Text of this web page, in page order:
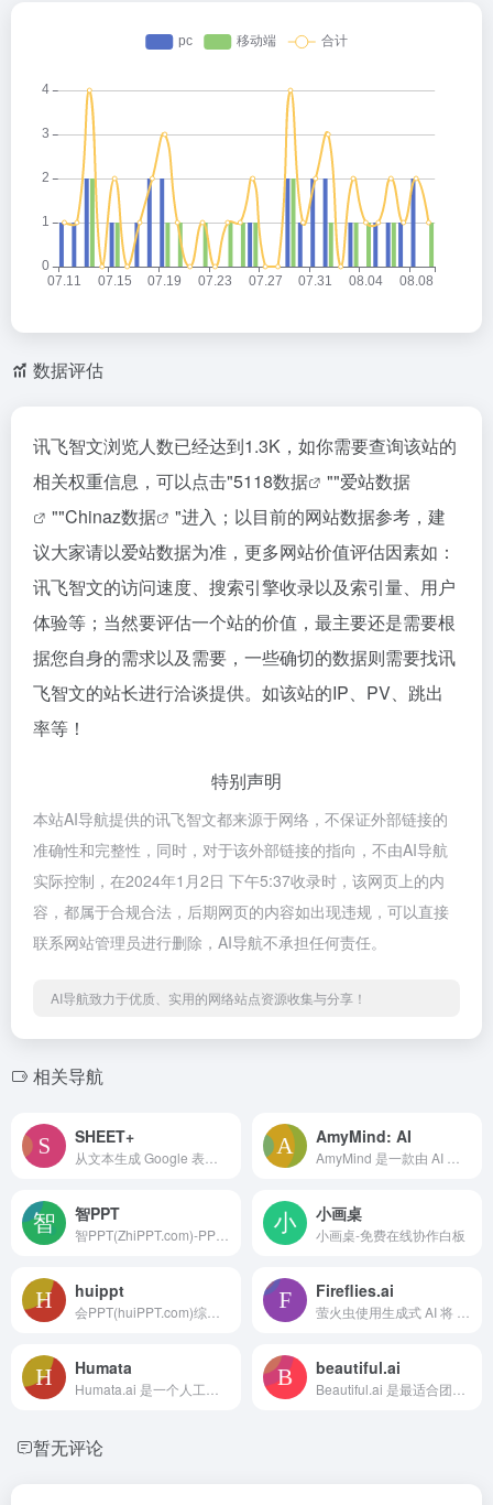
数据评估
讯飞智文浏览人数已经达到1.3K，如你需要查询该站的
相关权重信息，可以点击"5118数据 ""爱站数据
""Chinaz数据
"进入；以目前的网站数据参考，建
议大家请以爱站数据为准，更多网站价值评估因素如：
讯飞智文的访问速度、搜索引擎收录以及索引量、用户
体验等；当然要评估一个站的价值，最主要还是需要根
据您自身的需求以及需要，一些确切的数据则需要找讯
飞智文的站长进行洽谈提供。如该站的IP、PV、跳出
率等！
特别声明
本站AI导航提供的讯飞智文都来源于网络，不保证外部链接的
准确性和完整性，同时，对于该外部链接的指向，不由AI导航
实际控制，在2024年1月2日 下午5:37收录时，该网页上的内
容，都属于合规合法，后期网页的内容如出现违规，可以直接
联系网站管理员进行删除，AI导航不承担任何责任。
AI导航致力于优质、实用的网络站点资源收集与分享！
相关导航
SHEET+ AmyMind: AI
智PPT 小画桌
小画桌-免费在线协作白板
huippt Fireflies.ai
Humata beautiful.ai
暂无评论